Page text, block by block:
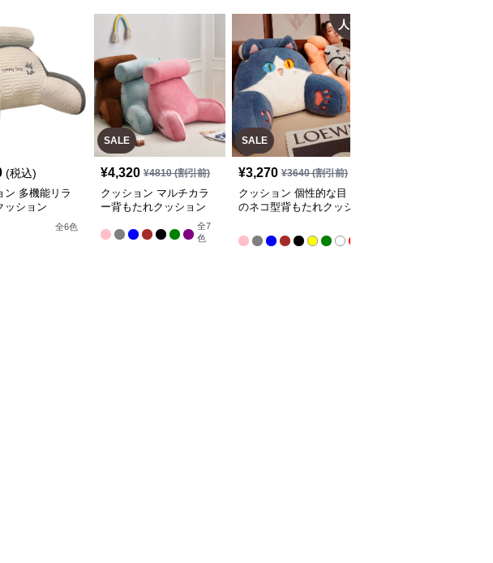
(税込)
ン 多機能リラ
ッション
全6色
SALE
¥4,320 ¥4810(割引前)
クッション マルチカラ
ー背もたれクッション
全7
色
SALE
人気
¥3,270 ¥3640(割引前)
クッション 個性的な目
のネコ型背もたれクッシ